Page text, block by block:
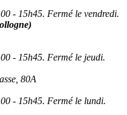
- 15h45. Fermé le vendredi.
- 15h45. Fermé le jeudi.
80A
- 15h45. Fermé le lundi.